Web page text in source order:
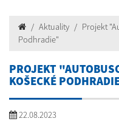
Aktuality
Projekt
Podhradie"
PROJEKT
KOŠECKÉ
22.08.2023